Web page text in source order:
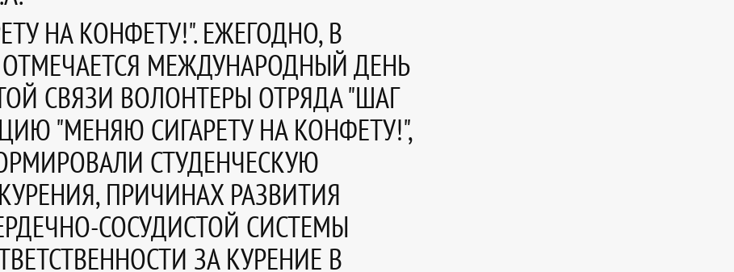
НА КОНФЕТУ!". ЕЖЕГОДНО, В
ОТМЕЧАЕТСЯ МЕЖДУНАРОДНЫЙ ДЕНЬ
СВЯЗИ ВОЛОНТЕРЫ ОТРЯДА "ШАГ
"МЕНЯЮ СИГАРЕТУ НА КОНФЕТУ!",
СТУДЕНЧЕСКУЮ
ПРИЧИНАХ РАЗВИТИЯ
СОСУДИСТОЙ СИСТЕМЫ
ЗА КУРЕНИЕ В